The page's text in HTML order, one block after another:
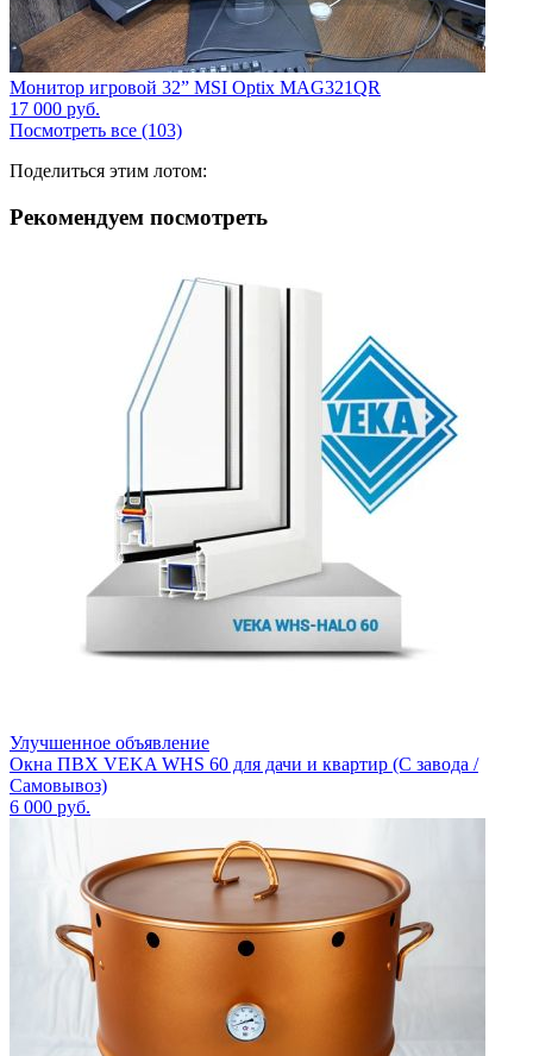
Монитор игровой 32” MSI Optix MAG321QR
17 000 руб.
Посмотреть все (103)
Поделиться этим лотом:
Рекомендуем посмотреть
Улучшенное объявление
Окна ПВХ VEKA WHS 60 для дачи и квартир (С завода /
Самовывоз)
6 000 руб.